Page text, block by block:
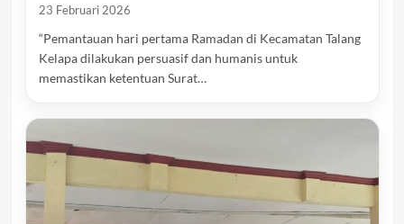
23 Februari 2026
“Pemantauan hari pertama Ramadan di Kecamatan Talang
Kelapa dilakukan persuasif dan humanis untuk
memastikan ketentuan Surat…